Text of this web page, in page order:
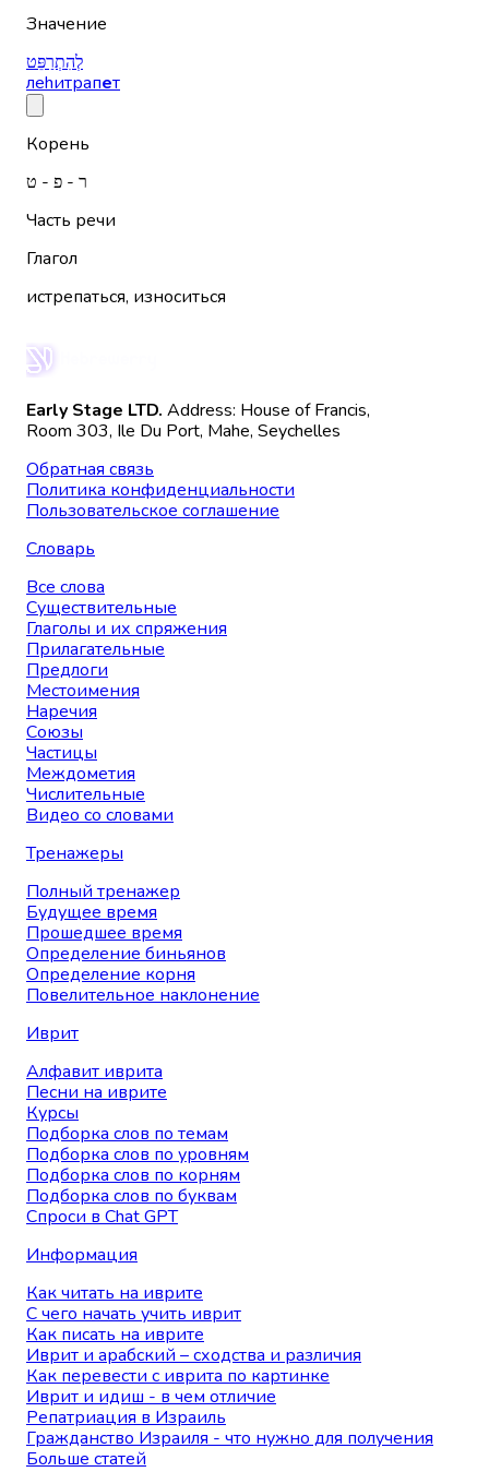
Значение
לְהִתְרַפֵּט
леhитрапет
Корень
ר - פ - ט
Часть речи
Глагол
истрепаться, износиться
Early Stage LTD. Address: House of Francis,
Room 303, Ile Du Port, Mahe, Seychelles
Обратная связь
Политика конфиденциальности
Пользовательское соглашение
Словарь
Все слова
Существительные
Глаголы и их спряжения
Прилагательные
Предлоги
Местоимения
Наречия
Союзы
Частицы
Междометия
Числительные
Видео со словами
Тренажеры
Полный тренажер
Будущее время
Прошедшее время
Определение биньянов
Определение корня
Повелительное наклонение
Иврит
Алфавит иврита
Песни на иврите
Курсы
Подборка слов по темам
Подборка слов по уровням
Подборка слов по корням
Подборка слов по буквам
Спроси в Chat GPT
Информация
Как читать на иврите
С чего начать учить иврит
Как писать на иврите
Иврит и арабский – сходства и различия
Как перевести с иврита по картинке
Иврит и идиш - в чем отличие
Репатриация в Израиль
Гражданство Израиля - что нужно для получения
Больше статей